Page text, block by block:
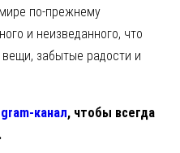
по-прежнему
и неизведанного, что
забытые радости и
канал, чтобы всегда